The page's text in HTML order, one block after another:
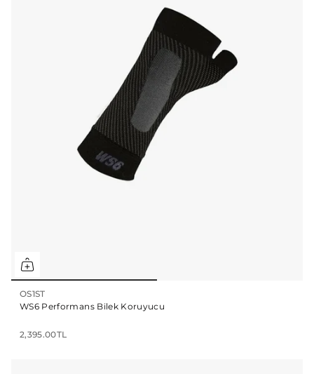
OS1ST
WS6 Performans Bilek Koruyucu
2,395.00TL